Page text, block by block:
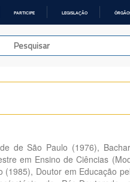
PARTICIPE LEGISLAÇÃO
de São Paulo (1976),
em Ensino de Ciências
(1985), Doutor em Educação